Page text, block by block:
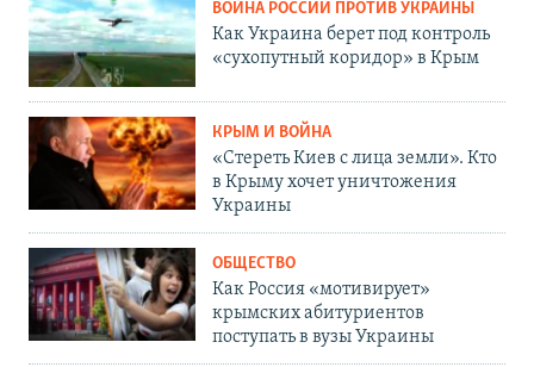
ВОЙНА РОССИИ ПРОТИВ УКРАИНЫ
Как Украина берет под контроль
«сухопутный коридор» в Крым
КРЫМ И ВОЙНА
«Стереть Киев с лица земли». Кто
в Крыму хочет уничтожения
Украины
ОБЩЕСТВО
Как Россия «мотивирует»
крымских абитуриентов
поступать в вузы Украины